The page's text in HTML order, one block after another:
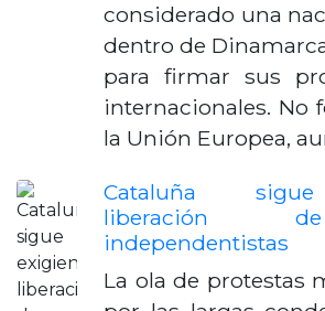
considerado una
dentro de
para firmar sus
internacionales. No
la Unión Europea,
Cataluña
liberación
independentistas
La ola de protestas